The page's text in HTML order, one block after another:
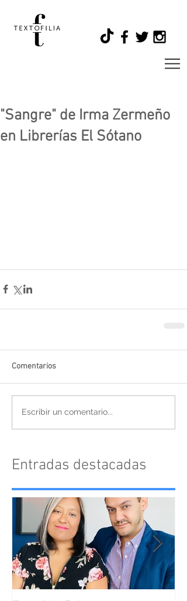
"Sangre" de Irma Zermeño
en Librerías El Sótano
Comentarios
Escribir un comentario...
Entradas destacadas